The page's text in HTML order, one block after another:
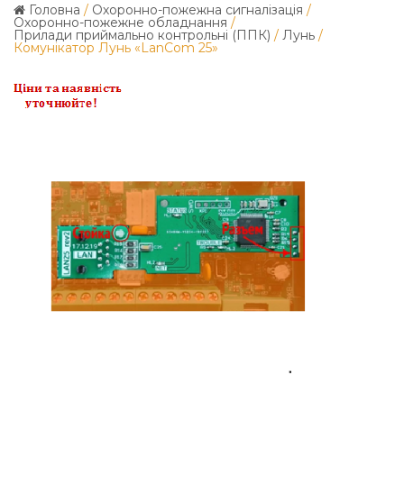
Головна / Охоронно-пожежна сигналізація /
Охоронно-пожежне обладнання /
Прилади приймально контрольні (ППК) / Лунь /
Комунікатор Лунь «LanCom 25»